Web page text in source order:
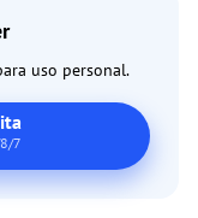
uso personal.
7